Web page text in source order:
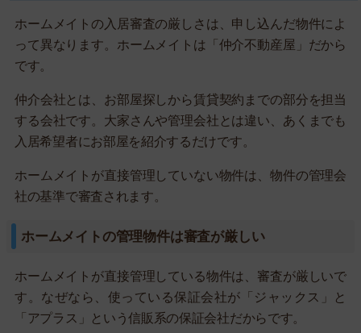
ホームメイトの入居審査の厳しさは、申し込んだ物件によ
って異なります。ホームメイトは「仲介不動産屋」だから
です。
仲介会社とは、お部屋探しから賃貸契約までの部分を担当
する会社です。大家さんや管理会社とは違い、あくまでも
入居希望者にお部屋を紹介するだけです。
ホームメイトが直接管理していない物件は、物件の管理会
社の基準で審査されます。
ホームメイトの管理物件は審査が厳しい
ホームメイトが直接管理している物件は、審査が厳しいで
す。なぜなら、使っている保証会社が「ジャックス」と
「アプラス」という信販系の保証会社だからです。